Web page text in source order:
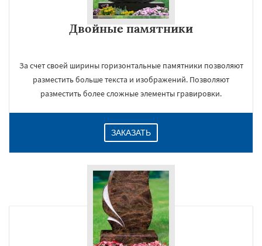
Двойные памятники
За счет своей ширины горизонтальные памятники позволяют
разместить больше текста и изображений. Позволяют
разместить более сложные элементы гравировки.
ЗАКАЗАТЬ